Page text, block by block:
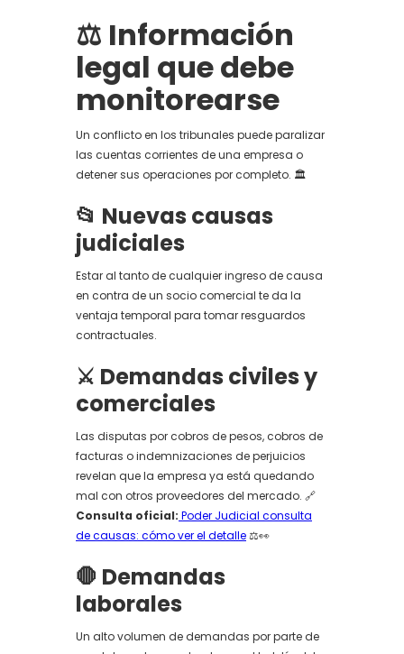
⚖️ Información
legal que debe
monitorearse
Un conflicto en los tribunales puede paralizar
las cuentas corrientes de una empresa o
detener sus operaciones por completo. 🏛️
📂 Nuevas causas
judiciales
Estar al tanto de cualquier ingreso de causa
en contra de un socio comercial te da la
ventaja temporal para tomar resguardos
contractuales.
⚔️ Demandas civiles y
comerciales
Las disputas por cobros de pesos, cobros de
facturas o indemnizaciones de perjuicios
revelan que la empresa ya está quedando
mal con otros proveedores del mercado. 🔗
Consulta oficial: Poder Judicial consulta
de causas: cómo ver el detalle⚖️👀
🛑 Demandas
laborales
Un alto volumen de demandas por parte de